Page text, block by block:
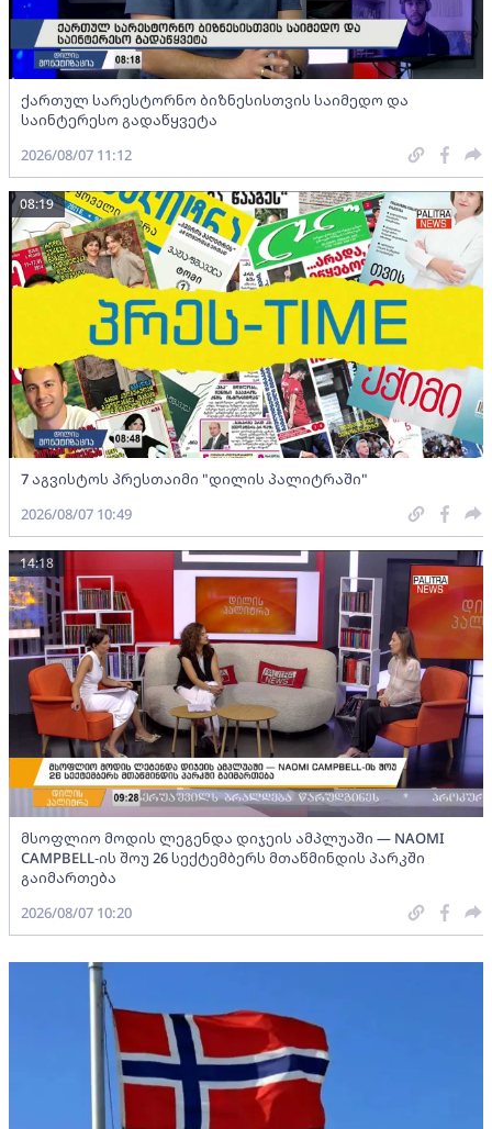
ქართულ სარესტორნო ბიზნესისთვის საიმედო და
საინტერესო გადაწყვეტა
2026/08/07 11:12
7 აგვისტოს პრესთაიმი "დილის პალიტრაში"
08:19
2026/08/07 10:49
მსოფლიო მოდის ლეგენდა დიჯეის ამპლუაში — NAOMI
CAMPBELL-ის შოუ 26 სექტემბერს მთაწმინდის პარკში
გაიმართება
14:18
2026/08/07 10:20